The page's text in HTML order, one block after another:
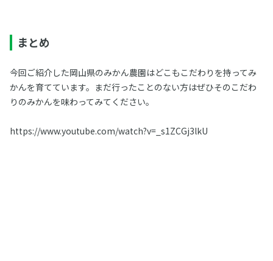
まとめ
今回ご紹介した岡山県のみかん農園はどこもこだわりを持ってみ
かんを育てています。まだ行ったことのない方はぜひそのこだわ
りのみかんを味わってみてください。
https://www.youtube.com/watch?v=_s1ZCGj3lkU